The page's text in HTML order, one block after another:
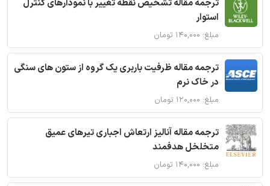
ترجمه مقاله تشخیص نقطه تغییر با نمودارهای کنترل
استوار
مبلغ: ۱۴۰,۰۰۰ تومان
ترجمه مقاله ظرفیت باربری یک گروه از ستون های سنگی
در خاک نرم
مبلغ: ۱۲۰,۰۰۰ تومان
ترجمه مقاله آنالیز ارتعاش اجباری تیرهای عمیق
متخلخل هدفمند
مبلغ: ۱۴۰,۰۰۰ تومان